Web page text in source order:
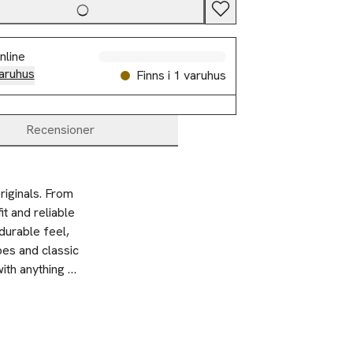
Finns i 1 varuhus
Recensioner
From
and reliable
feel,
and classic
anything